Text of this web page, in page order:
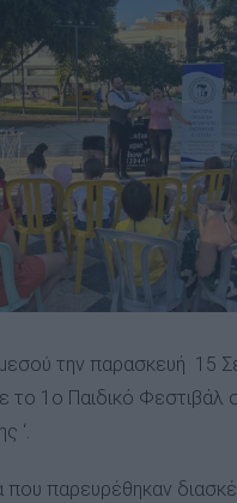
την παρασκευή 15
το 1ο Παιδικό Φεστιβάλ
‘.
που παρευρέθηκαν